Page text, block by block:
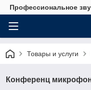
Профессиональное
Товары и услуги
Конференц